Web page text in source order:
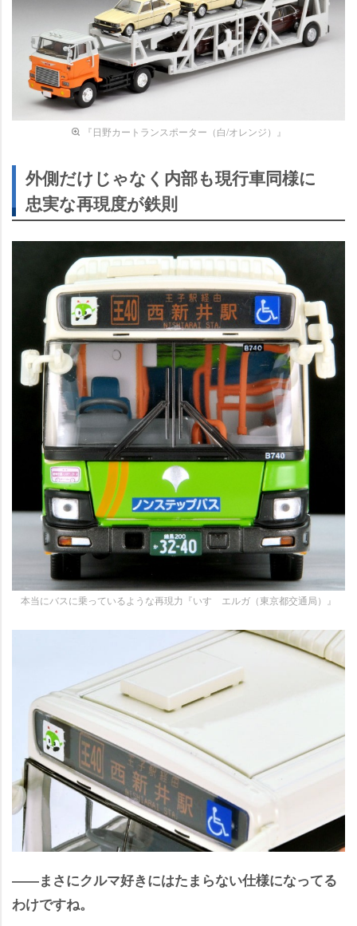
『日野カートランスポーター（白/オレンジ）』
外側だけじゃなく内部も現行車同様に
忠実な再現度が鉄則
本当にバスに乗っているような再現力『いすゞエルガ（東京都交通局）』
――まさにクルマ好きにはたまらない仕様になってる
わけですね。